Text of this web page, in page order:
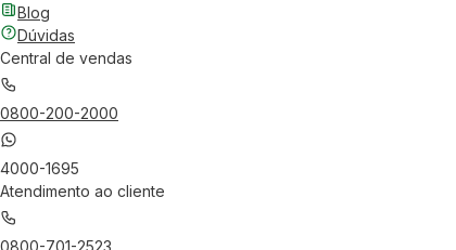
Blog
Dúvidas
Central de vendas
0800-200-2000
4000-1695
Atendimento ao cliente
0800-701-2523